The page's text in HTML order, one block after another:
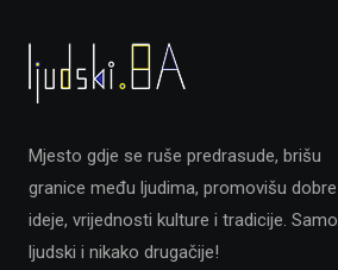
Mjesto gdje se ruše predrasude, brišu
granice među ljudima, promovišu dobre
ideje, vrijednosti kulture i tradicije. Samo
ljudski i nikako drugačije!